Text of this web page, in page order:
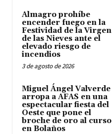
Almagro prohíbe
encender fuego en la
Festividad de la Virgen
de las Nieves ante el
elevado riesgo de
incendios
3 de agosto de 2026
Miguel Ángel Valverde
arropa a AFAS en una
espectacular fiesta del
Oeste que pone el
broche de oro al curso
en Bolaños